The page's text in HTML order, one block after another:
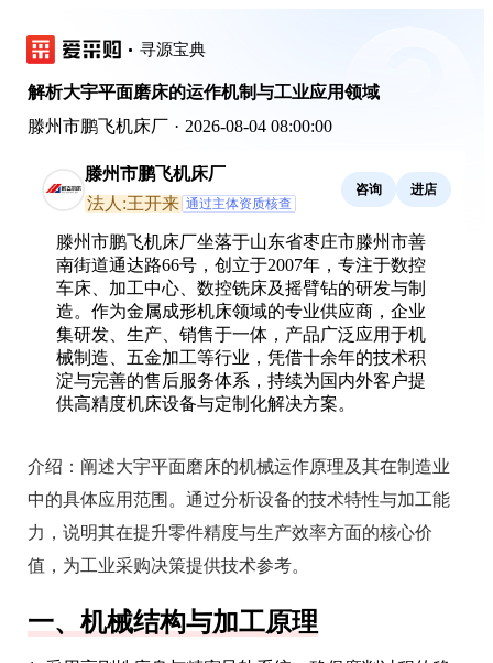
寻源宝典
解析大宇平面磨床的运作机制与工业应用领域
滕州市鹏飞机床厂 · 2026-08-04 08:00:00
滕州市鹏飞机床厂
法人:王开来 通过主体资质核查
咨询 进店
滕州市鹏飞机床厂坐落于山东省枣庄市滕州市善
南街道通达路66号，创立于2007年，专注于数控
车床、加工中心、数控铣床及摇臂钻的研发与制
造。作为金属成形机床领域的专业供应商，企业
集研发、生产、销售于一体，产品广泛应用于机
械制造、五金加工等行业，凭借十余年的技术积
淀与完善的售后服务体系，持续为国内外客户提
供高精度机床设备与定制化解决方案。
介绍： 阐述大宇平面磨床的机械运作原理及其在制造业
中的具体应用范围。通过分析设备的技术特性与加工能
力，说明其在提升零件精度与生产效率方面的核心价
值，为工业采购决策提供技术参考。
一、机械结构与加工原理